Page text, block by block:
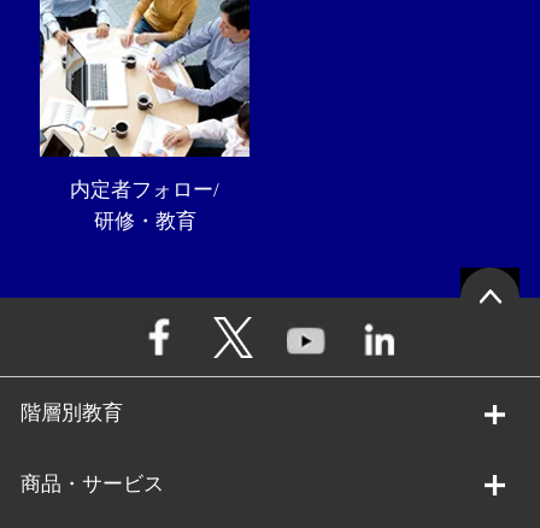
内定者フォロー/
研修・教育
階層別教育
商品・サービス